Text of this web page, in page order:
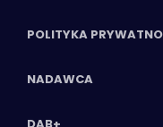
POLITYKA
NADAWCA
DAB+